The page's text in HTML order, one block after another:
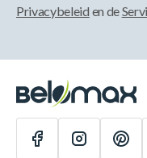
Privacybeleid en de